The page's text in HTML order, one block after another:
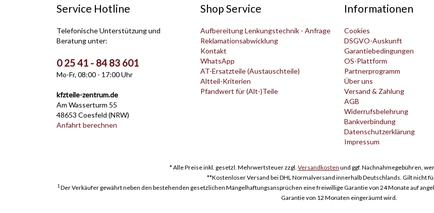
Service Hotline
Telefonische Unterstützung und
Beratung unter:
0 25 41 - 84 83 601
Mo-Fr, 08:00 - 17:00 Uhr
kfzteile-zentrum.de
Am Wasserturm 55
48653 Coesfeld (NRW)
Anfahrt berechnen
Shop Service
Aufbereitung Lenkungstechnik - Anfrage
Reklamationsabwicklung
Kontakt
WhatsApp
AT-Ersatzteile (Austauschteile)
Altteil-Kriterien
Pfandwert für (Alt-)Teile
Informationen
Cookies
DSGVO-Auskunft
Garantiebedingungen
OS-Plattform
Partnerprogramm
Über uns
Versand & Zahlung
AGB
Widerrufsbelehrung
Bankverbindung
Datenschutzerklärung
Impressum
* Alle Preise inkl. gesetzl. Mehrwertsteuer zzgl. Versandkosten und ggf. Nachnahmegebühren,
**Kostenloser Versand bei DHL Normalversand innerhalb Deutschlands. Gilt nicht
1Der Verkäufer gewährt neben den bestehenden gesetzlichen Mängelhaftungsansprüchen eine freiwillige Garantie von 24 Monate auf
Garantie von 12 Monaten eingeräumt wird.